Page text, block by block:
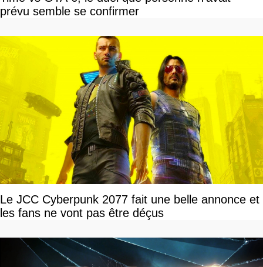
prévu semble se confirmer
Le JCC Cyberpunk 2077 fait une belle annonce et
les fans ne vont pas être déçus